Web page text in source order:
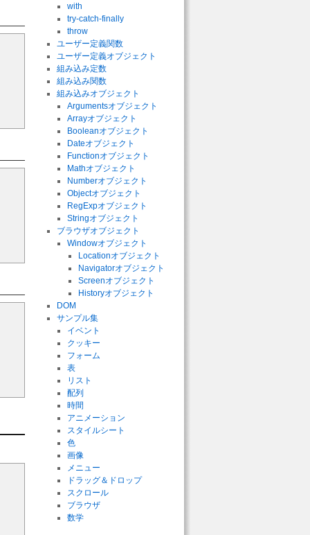
with
try-catch-finally
throw
ユーザー定義関数
ユーザー定義オブジェクト
組み込み定数
組み込み関数
組み込みオブジェクト
Argumentsオブジェクト
Arrayオブジェクト
Booleanオブジェクト
Dateオブジェクト
Functionオブジェクト
Mathオブジェクト
Numberオブジェクト
Objectオブジェクト
RegExpオブジェクト
Stringオブジェクト
ブラウザオブジェクト
Windowオブジェクト
Locationオブジェクト
Navigatorオブジェクト
Screenオブジェクト
Historyオブジェクト
DOM
サンプル集
イベント
クッキー
フォーム
表
リスト
配列
時間
アニメーション
スタイルシート
色
画像
メニュー
ドラッグ＆ドロップ
スクロール
ブラウザ
数学